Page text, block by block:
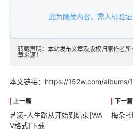
此为隐藏内容，需人机验证
转载声明：本站发布文章及版权归原作者
章来源！
本文链接： https://152w.com/albums/
艺凌-人生路从开始到结束[WA
V格式]下载
梅朵-